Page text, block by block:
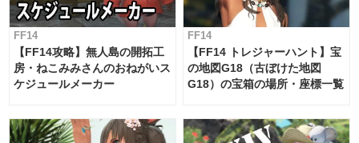
FF14
【FF14攻略】無人島の開拓工
房・ねこみみさんのおねがいス
ケジュールメーカー
FF14
【FF14 トレジャーハント】宝
の地図G18（古ぼけた地図
G18）の宝箱の場所・座標一覧